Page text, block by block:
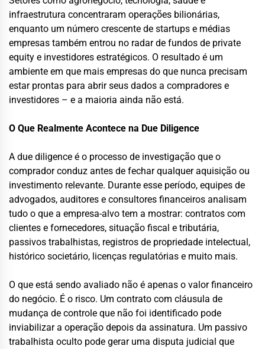
infraestrutura concentraram operações bilionárias,
enquanto um número crescente de startups e médias
empresas também entrou no radar de fundos de private
equity e investidores estratégicos. O resultado é um
ambiente em que mais empresas do que nunca precisam
estar prontas para abrir seus dados a compradores e
investidores – e a maioria ainda não está.
O Que Realmente Acontece na Due Diligence
A due diligence é o processo de investigação que o
comprador conduz antes de fechar qualquer aquisição ou
investimento relevante. Durante esse período, equipes de
advogados, auditores e consultores financeiros analisam
tudo o que a empresa-alvo tem a mostrar: contratos com
clientes e fornecedores, situação fiscal e tributária,
passivos trabalhistas, registros de propriedade intelectual,
histórico societário, licenças regulatórias e muito mais.
O que está sendo avaliado não é apenas o valor financeiro
do negócio. É o risco. Um contrato com cláusula de
mudança de controle que não foi identificado pode
inviabilizar a operação depois da assinatura. Um passivo
trabalhista oculto pode gerar uma disputa judicial que